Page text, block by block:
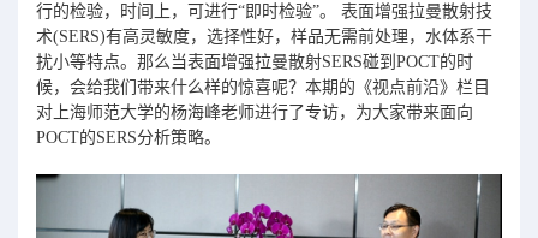
行的检验，时间上，可进行“即时检验”。 表面增强拉曼散射技
术(SERS)有高灵敏度，选择性好，样品无需前处理，水体系干
扰小等特点。那么当表面增强拉曼散射SERS碰到POCT的时
候，会给我们带来什么样的惊喜呢？本期的《视点前沿》栏目
对上海师范大学的杨海峰老师进行了专访，为大家带来面向
POCT的SERS分析策略。